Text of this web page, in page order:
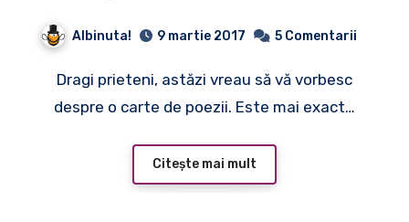
Albinuta! 9 martie 2017 5 Comentarii
Dragi prieteni, astăzi vreau să vă vorbesc
despre o carte de poezii. Este mai exact…
Citește mai mult